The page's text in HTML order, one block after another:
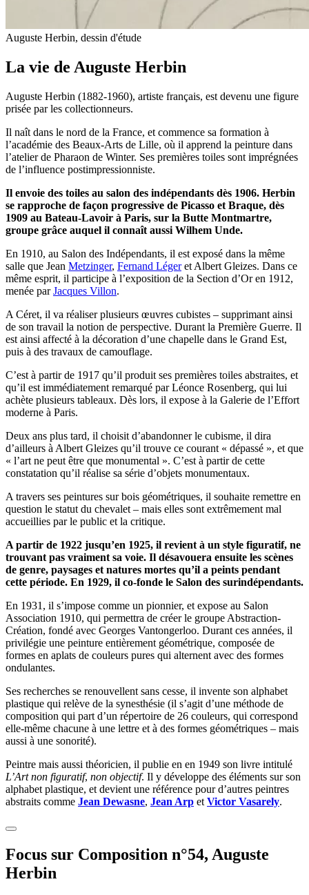
Auguste Herbin, dessin d'étude
La vie de Auguste Herbin
Auguste Herbin (1882-1960), artiste français, est devenu une figure
prisée par les collectionneurs.
Il naît dans le nord de la France, et commence sa formation à
l’académie des Beaux-Arts de Lille, où il apprend la peinture dans
l’atelier de Pharaon de Winter. Ses premières toiles sont imprégnées
de l’influence postimpressionniste.
Il envoie des toiles au salon des indépendants dès 1906. Herbin
se rapproche de façon progressive de Picasso et Braque, dès
1909 au Bateau-Lavoir à Paris, sur la Butte Montmartre,
groupe grâce auquel il connaît aussi Wilhem Unde.
En 1910, au Salon des Indépendants, il est exposé dans la même
salle que Jean Metzinger, Fernand Légeret Albert Gleizes. Dans ce
même esprit, il participe à l’exposition de la Section d’Or en 1912,
menée parJacques Villon.
A Céret, il va réaliser plusieurs œuvres cubistes – supprimant ainsi
de son travail la notion de perspective. Durant la Première Guerre. Il
est ainsi affecté à la décoration d’une chapelle dans le Grand Est,
puis à des travaux de camouflage.
C’est à partir de 1917 qu’il produit ses premières toiles abstraites, et
qu’il est immédiatement remarqué par Léonce Rosenberg, qui lui
achète plusieurs tableaux. Dès lors, il expose à la Galerie de l’Effort
moderne à Paris.
Deux ans plus tard, il choisit d’abandonner le cubisme, il dira
d’ailleurs à Albert Gleizes qu’il trouve ce courant « dépassé », et que
« l’art ne peut être que monumental ». C’est à partir de cette
constatation qu’il réalise sa série d’objets monumentaux.
A travers ses peintures sur bois géométriques, il souhaite remettre en
question le statut du chevalet – mais elles sont extrêmement mal
accueillies par le public et la critique.
A partir de 1922 jusqu’en 1925, il revient à un style figuratif, ne
trouvant pas vraiment sa voie. Il désavouera ensuite les scènes
de genre, paysages et natures mortes qu’il a peints pendant
cette période. En 1929, il co-fonde le Salon des surindépendants.
En 1931, il s’impose comme un pionnier, et expose au Salon
Association 1910, qui permettra de créer le groupe Abstraction-
Création, fondé avec Georges Vantongerloo. Durant ces années, il
privilégie une peinture entièrement géométrique, composée de
formes en aplats de couleurs pures qui alternent avec des formes
ondulantes.
Ses recherches se renouvellent sans cesse, il invente son alphabet
plastique qui relève de la synesthésie (il s’agit d’une méthode de
composition qui part d’un répertoire de 26 couleurs, qui correspond
elle-même chacune à une lettre et à des formes géométriques – mais
aussi à une sonorité).
Peintre mais aussi théoricien, il publie en en 1949 son livre intitulé
L’Art non figuratif, non objectif. Il y développe des éléments sur son
alphabet plastique, et devient une référence pour d’autres peintres
abstraits comme Jean Dewasne, Jean Arp et Victor Vasarely.
Focus sur Composition n°54, Auguste
Herbin